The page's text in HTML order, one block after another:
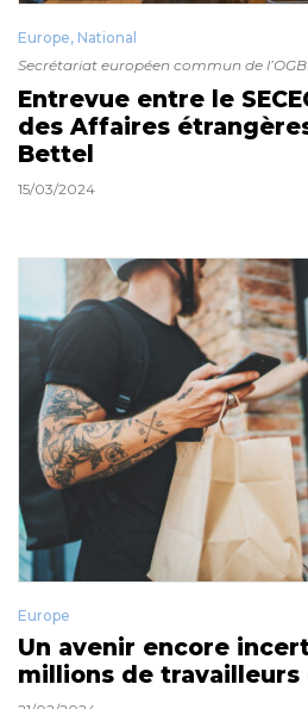
Europe, National
Secrétariat européen commun de
Entrevue entre le
des Affaires
Bettel
15/03/2024
Europe
Un avenir encore
millions de